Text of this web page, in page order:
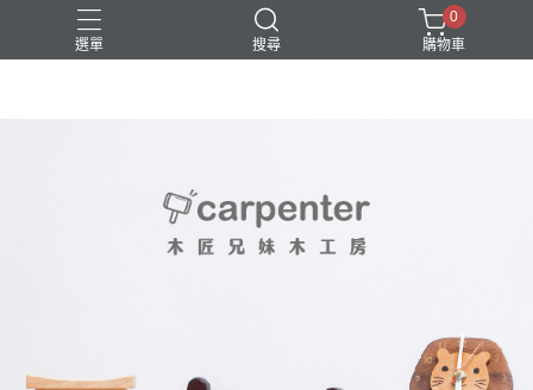
選單 搜尋
0
購物車